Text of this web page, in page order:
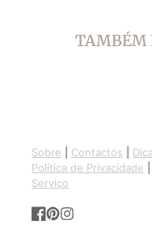
TAMBÉM
Sobre Contactos
Política de Privacidade
Serviço